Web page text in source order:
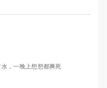
，一晚上想想都爽死